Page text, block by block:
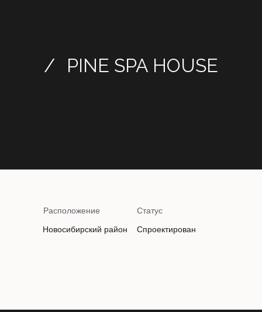
/ PINE SPA HOUSE
Расположение
Новосибирский район
Статус
Спроектирован